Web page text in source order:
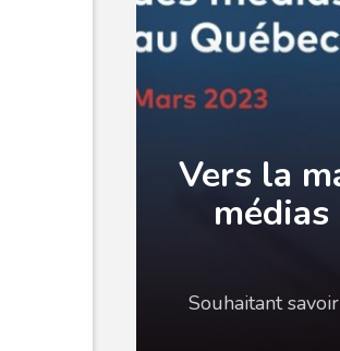
Vers la
Souhaitant